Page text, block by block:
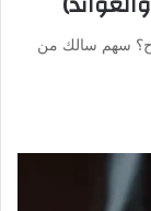
سهم سالك من